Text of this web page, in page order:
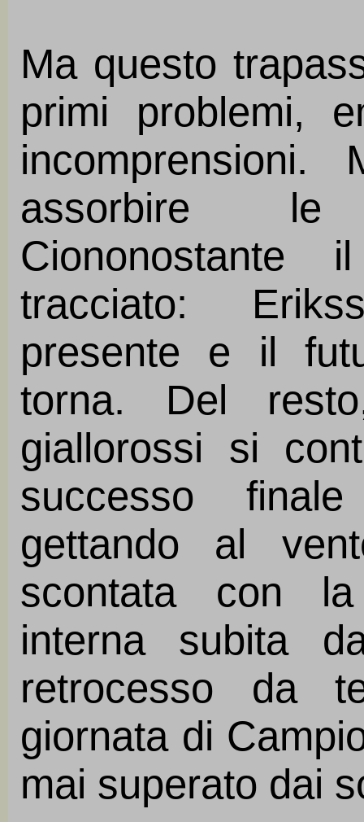
Ma questo
primi problemi,
assorbire
tracciato:
presente e il
torna. Del
giallorossi si
successo
gettando al
scontata con la
interna subita
retrocesso da
giornata di
mai superato dai